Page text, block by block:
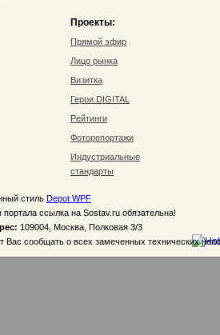
Проекты:
Прямой эфир
Лицо рынка
Визитка
Герои DIGITAL
Рейтинги
Фоторепортажи
Индустриальные
стандарты
стиль Depot WPF
ссылка на Sostav.ru обязательна!
109004, Москва, Полковая 3/3
Вас сообщать о всех замеченных технических